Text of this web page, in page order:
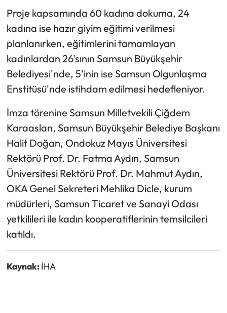
Proje kapsamında 60 kadına dokuma, 24
kadına ise hazır giyim eğitimi verilmesi
planlanırken, eğitimlerini tamamlayan
kadınlardan 26'sının Samsun Büyükşehir
Belediyesi'nde, 5'inin ise Samsun Olgunlaşma
Enstitüsü'nde istihdam edilmesi hedefleniyor.
İmza törenine Samsun Milletvekili Çiğdem
Karaaslan, Samsun Büyükşehir Belediye Başkanı
Halit Doğan, Ondokuz Mayıs Üniversitesi
Rektörü Prof. Dr. Fatma Aydın, Samsun
Üniversitesi Rektörü Prof. Dr. Mahmut Aydın,
OKA Genel Sekreteri Mehlika Dicle, kurum
müdürleri, Samsun Ticaret ve Sanayi Odası
yetkilileri ile kadın kooperatiflerinin temsilcileri
katıldı.
Kaynak: İHA